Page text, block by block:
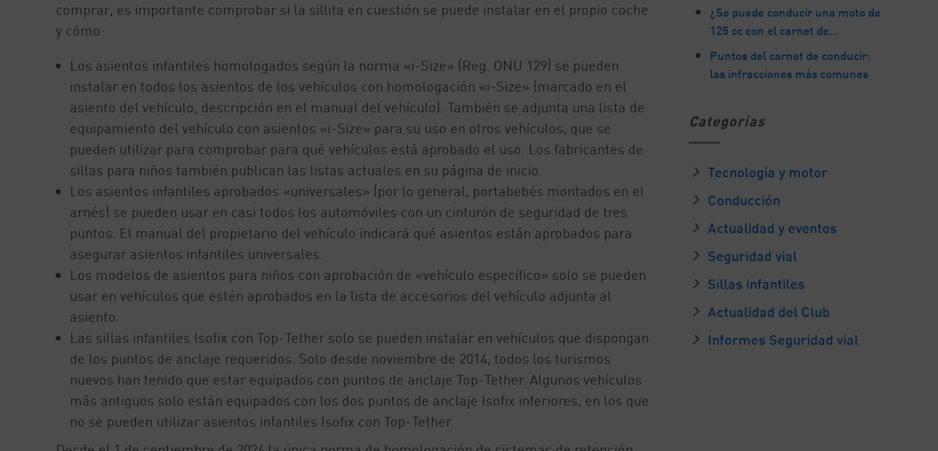
comprar, es importante comprobar si la sillita en cuestión se puede instalar en el propio coche
y cómo:
Los asientos infantiles homologados según la norma «i-Size» (Reg. ONU 129) se pueden
instalar en todos los asientos de los vehículos con homologación «i-Size» (marcado en el
asiento del vehículo, descripción en el manual del vehículo). También se adjunta una lista de
equipamiento del vehículo con asientos «i-Size» para su uso en otros vehículos, que se
pueden utilizar para comprobar para qué vehículos está aprobado el uso. Los fabricantes de
sillas para niños también publican las listas actuales en su página de inicio.
Los asientos infantiles aprobados «universales» (por lo general, portabebés montados en el
arnés) se pueden usar en casi todos los automóviles con un cinturón de seguridad de tres
puntos. El manual del propietario del vehículo indicará qué asientos están aprobados para
asegurar asientos infantiles universales.
Los modelos de asientos para niños con aprobación de «vehículo específico» solo se pueden
usar en vehículos que estén aprobados en la lista de accesorios del vehículo adjunta al
asiento.
Las sillas infantiles Isofix con Top-Tether solo se pueden instalar en vehículos que dispongan
de los puntos de anclaje requeridos. Solo desde noviembre de 2014, todos los turismos
nuevos han tenido que estar equipados con puntos de anclaje Top-Tether. Algunos vehículos
más antiguos solo están equipados con los dos puntos de anclaje Isofix inferiores, en los que
no se pueden utilizar asientos infantiles Isofix con Top-Tether.
¿Se puede conducir una moto de
125 cc con el carnet de…
Puntos del carnet de conducir:
las infracciones más comunes
Categorías
Tecnología y motor
Conducción
Actualidad y eventos
Seguridad vial
Sillas infantiles
Actualidad del Club
Informes Seguridad vial